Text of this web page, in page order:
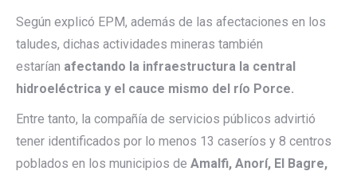
Según explicó EPM, además de las afectaciones en los
taludes, dichas actividades mineras también
estarían afectando la infraestructura la central
hidroeléctrica y el cauce mismo del río Porce.
Entre tanto, la compañía de servicios públicos advirtió
tener identificados por lo menos 13 caseríos y 8 centros
poblados en los municipios de Amalfi, Anorí, El Bagre,